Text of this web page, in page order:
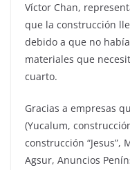
Víctor Chan,
que la construcción
debido a que no
materiales que
cuarto.
Gracias a empresas
(Yucalum,
construcción “Jesus”,
Agsur, Anuncios